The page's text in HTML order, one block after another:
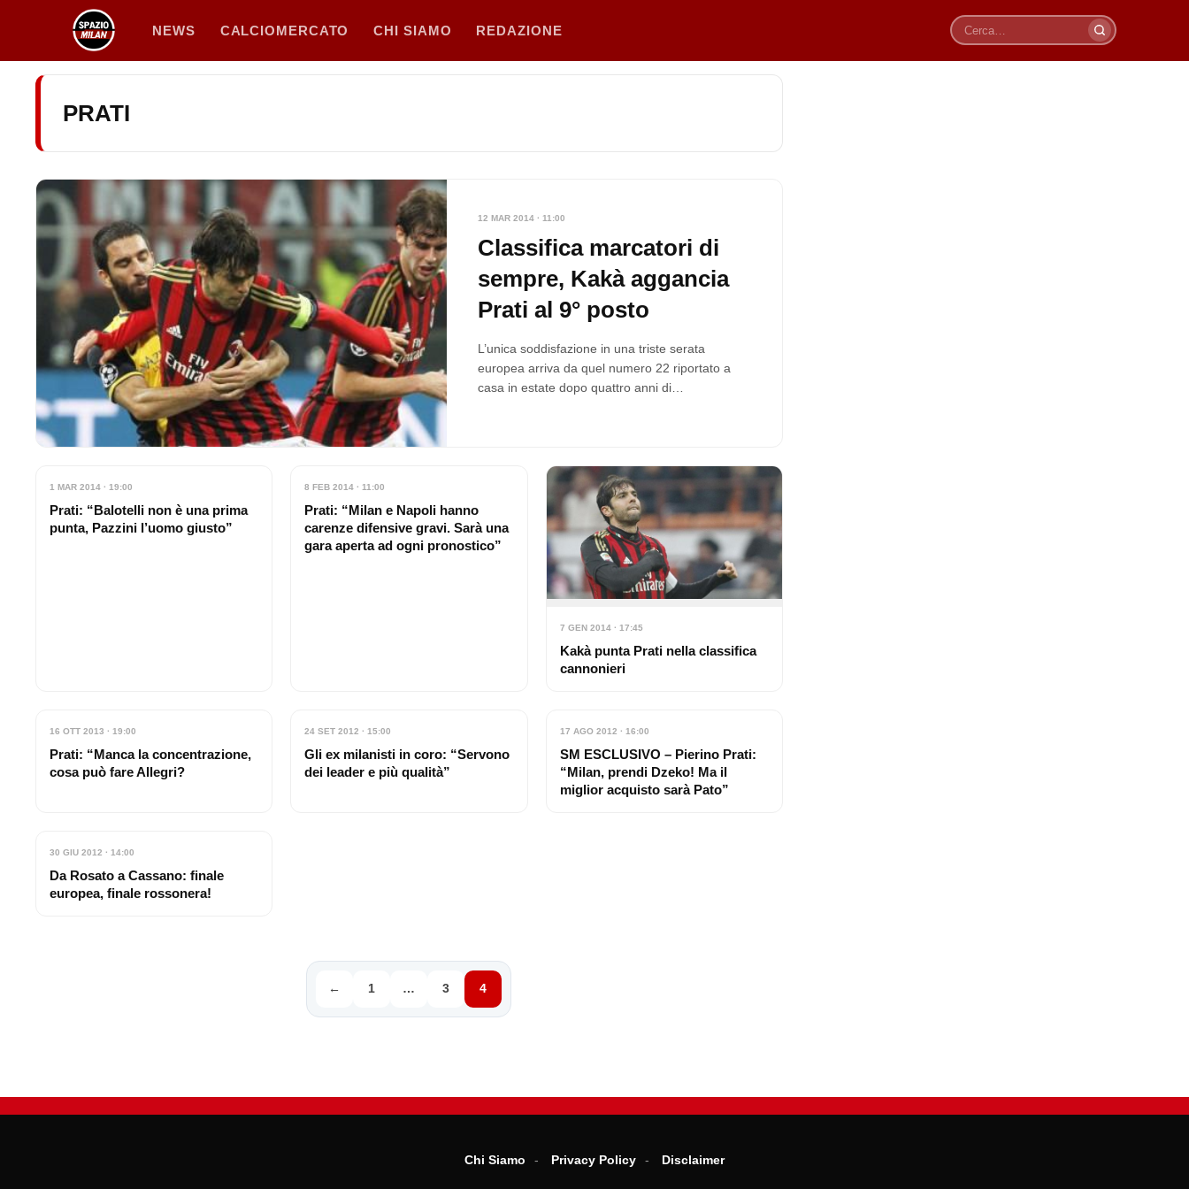
contenuto
NEWS CALCIOMERCATO CHI SIAMO REDAZIONE
Cerca
PRATI
12 MAR 2014 · 11:00
Classifica marcatori di
sempre, Kakà aggancia
Prati al 9° posto
L’unica soddisfazione in una triste serata
europea arriva da quel numero 22 riportato a
casa in estate dopo quattro anni di
1 MAR 2014 · 19:00
Prati: “Balotelli non è una prima
punta, Pazzini l’uomo giusto”
8 FEB 2014 · 11:00
Prati: “Milan e Napoli hanno
carenze difensive gravi. Sarà una
gara aperta ad ogni pronostico”
7 GEN 2014 · 17:45
Kakà punta Prati nella classifica
cannonieri
16 OTT 2013 · 19:00
Prati: “Manca la concentrazione,
cosa può fare Allegri?
24 SET 2012 · 15:00
Gli ex milanisti in coro: “Servono
dei leader e più qualità”
17 AGO 2012 · 16:00
SM ESCLUSIVO – Pierino Prati:
“Milan, prendi Dzeko! Ma il
miglior acquisto sarà Pato”
30 GIU 2012 · 14:00
Da Rosato a Cassano: finale
europea, finale rossonera!
← 1 … 3 4
Chi Siamo Privacy Policy Disclaimer